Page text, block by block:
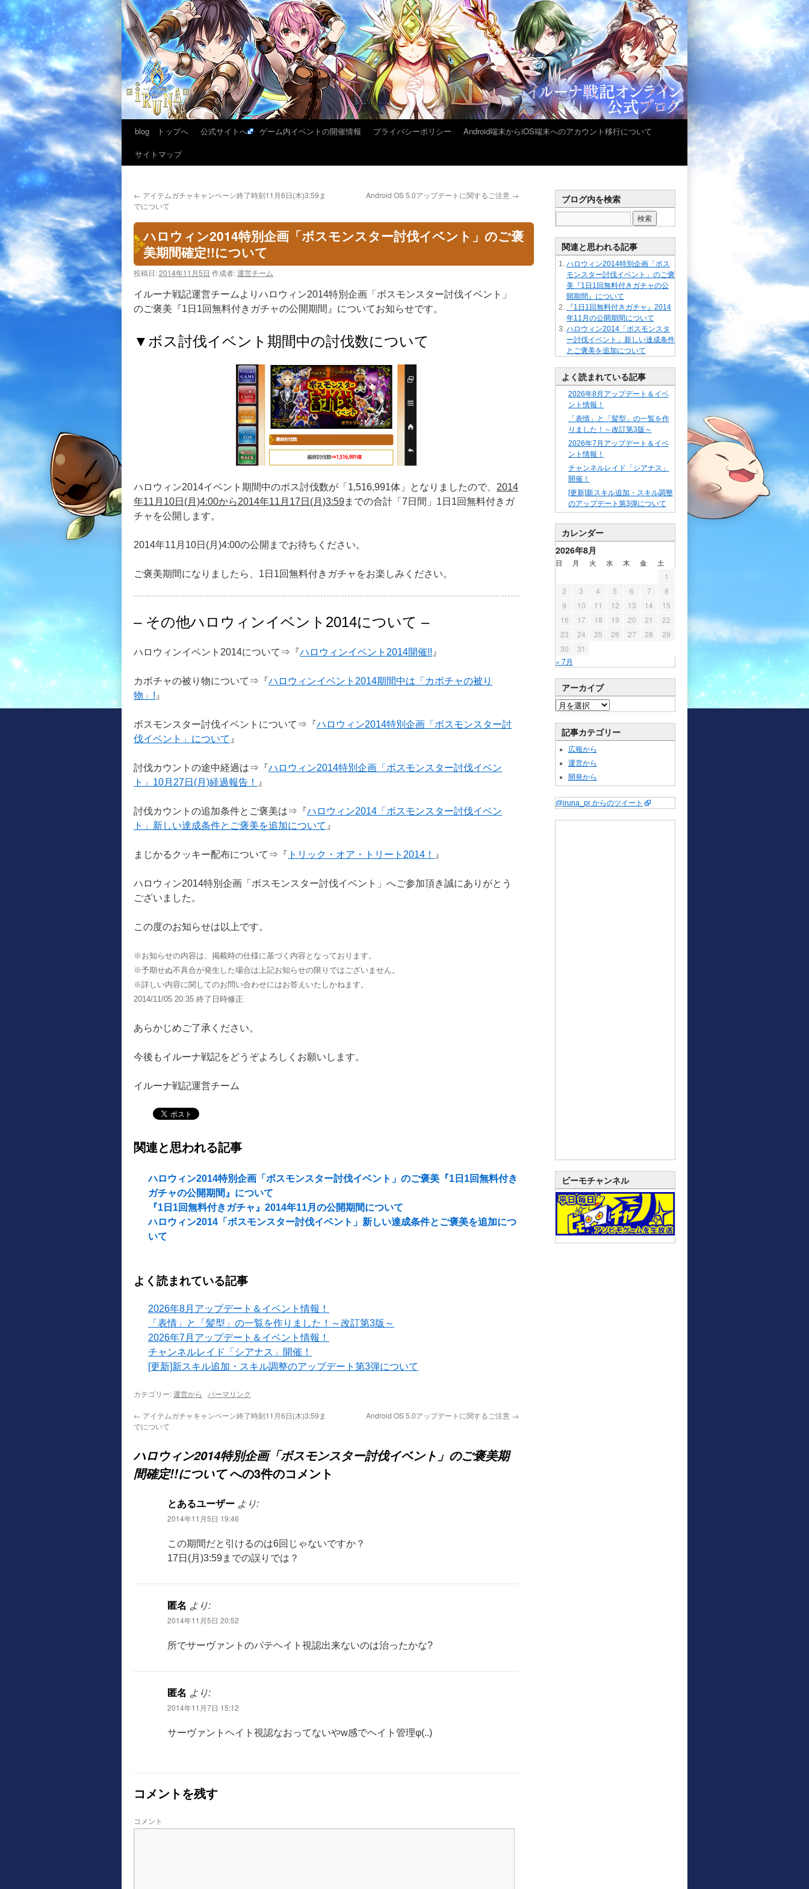
blog トップへ 公式サイトへ ゲーム内イベントの開催情報 プライバシーポリシー
Android端末からiOS端末へのアカウント移行について
サイトマップ
← アイテムガチャキャンペーン終了時刻11月6日(木)3:59ま
でについて
Android OS 5.0アップデートに関するご注意 →
ハロウィン2014特別企画「ボスモンスター討伐イベント」のご褒
美期間確定!!について
投稿日:2014年11月5日 作成者:運営チーム
イルーナ戦記運営チームよりハロウィン2014特別企画「ボスモンスター討伐イベント」
のご褒美『1日1回無料付きガチャの公開期間』についてお知らせです。
▼ボス討伐イベント期間中の討伐数について
ハロウィン2014イベント期間中のボス討伐数が「1,516,991体」となりましたので、 2014
年11月10日(月)4:00から2014年11月17日(月)3:59までの合計「7日間」1日1回無料付きガ
チャを公開します。
2014年11月10日(月)4:00の公開までお待ちください。
ご褒美期間になりましたら、1日1回無料付きガチャをお楽しみください。
– その他ハロウィンイベント2014について –
ハロウィンイベント2014について⇒『ハロウィンイベント2014開催!! 』
カボチャの被り物について⇒『ハロウィンイベント2014期間中は「カボチャの被り
物」! 』
ボスモンスター討伐イベントについて⇒『ハロウィン2014特別企画「ボスモンスター討
伐イベント」について 』
討伐カウントの途中経過は⇒『ハロウィン2014特別企画「ボスモンスター討伐イベン
ト」10月27日(月)経過報告！
』
討伐カウントの追加条件とご褒美は⇒『ハロウィン2014「ボスモンスター討伐イベン
ト」新しい達成条件とご褒美を追加について 』
まじかるクッキー配布について⇒『 トリック・オア・トリート2014！ 』
ハロウィン2014特別企画「ボスモンスター討伐イベント」へご参加頂き誠にありがとう
ございました。
この度のお知らせは以上です。
※お知らせの内容は、掲載時の仕様に基づく内容となっております。
※予期せぬ不具合が発生した場合は上記お知らせの限りではございません。
※詳しい内容に関してのお問い合わせにはお答えいたしかねます。
2014/11/05 20:35 終了日時修正
あらかじめご了承ください。
今後もイルーナ戦記をどうぞよろしくお願いします。
イルーナ戦記運営チーム
関連と思われる記事
ハロウィン2014特別企画「ボスモンスター討伐イベント」のご褒美『1日1回無料付き
ガチャの公開期間』について
『1日1回無料付きガチャ』2014年11月の公開期間について
ハロウィン2014「ボスモンスター討伐イベント」新しい達成条件とご褒美を追加につ
いて
よく読まれている記事
2026年8月アップデート＆イベント情報！
「表情」と「髪型」の一覧を作りました！～改訂第3版～
2026年7月アップデート＆イベント情報！
チャンネルレイド「シアナス」開催！
[更新]新スキル追加・スキル調整のアップデート第3弾について
カテゴリー:運営から パーマリンク
← アイテムガチャキャンペーン終了時刻11月6日(木)3:59ま
でについて
Android OS 5.0アップデートに関するご注意 →
ハロウィン2014特別企画「ボスモンスター討伐イベント」のご褒美期
間確定!!についてへの3件のコメント
とあるユーザー より:
2014年11月5日 19:46
この期間だと引けるのは6回じゃないですか？
17日(月)3:59までの誤りでは？
匿名 より:
2014年11月5日 20:52
所でサーヴァントのパテヘイト視認出来ないのは治ったかな?
匿名 より:
2014年11月7日 15:12
サーヴァントヘイト視認なおってないやw感でヘイト管理φ(..)
コメントを残す
コメント
ブログ内を検索
関連と思われる記事
ハロウィン2014特別企画「ボス
モンスター討伐イベント」のご褒
美『1日1回無料付きガチャの公
開期間』について
『1日1回無料付きガチャ』2014
年11月の公開期間について
ハロウィン2014「ボスモンスタ
ー討伐イベント」新しい達成条件
とご褒美を追加について
よく読まれている記事
2026年8月アップデート＆イベ
ント情報！
「表情」と「髪型」の一覧を作
りました！～改訂第3版～
2026年7月アップデート＆イベ
ント情報！
チャンネルレイド「シアナス」
開催！
[更新]新スキル追加・スキル調整
のアップデート第3弾について
カレンダー
2026年8月
日 月 火 水 木 金 土
« 7月
1
2
3 4 5 6 7
8
9
10 11 12 13 14
15
16
17 18 19 20 21
22
23
24 25 26 27 28
29
30
31
アーカイブ
記事カテゴリー
広報から
運営から
開発から
@iruna_pr からのツイート
ビーモチャンネル